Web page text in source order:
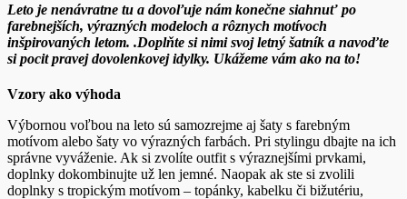
Leto je nenávratne tu a dovoľuje nám konečne siahnuť po
farebnejších, výrazných modeloch a rôznych motívoch
inšpirovaných letom. .Doplňte si nimi svoj letný šatník a navoďte
si pocit pravej dovolenkovej idylky. Ukážeme vám ako na to!
Vzory ako výhoda
Výbornou voľbou na leto sú samozrejme aj šaty s farebným
motívom alebo šaty vo výrazných farbách. Pri stylingu dbajte na ich
správne vyváženie. Ak si zvolíte outfit s výraznejšími prvkami,
doplnky dokombinujte už len jemné. Naopak ak ste si zvolili
doplnky s tropickým motívom – topánky, kabelku či bižutériu,